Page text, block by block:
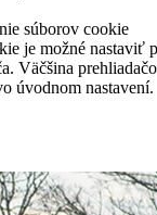
súborov cookie
je možné nastaviť
Väčšina
úvodnom nastavení.